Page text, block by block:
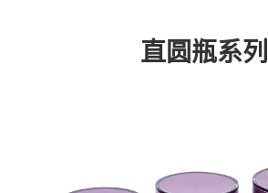
直圆瓶系列